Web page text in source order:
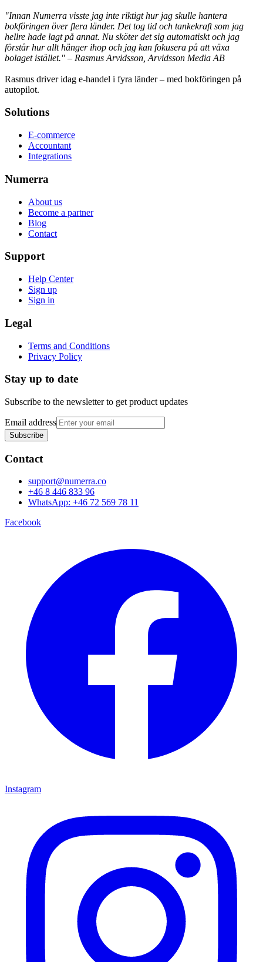
"Innan Numerra visste jag inte riktigt hur jag skulle hantera
bokföringen över flera länder. Det tog tid och tankekraft som jag
hellre hade lagt på annat. Nu sköter det sig automatiskt och jag
förstår hur allt hänger ihop och jag kan fokusera på att växa
bolaget istället." – Rasmus Arvidsson, Arvidsson Media AB
Rasmus driver idag e-handel i fyra länder – med bokföringen på
autopilot.
Solutions
E-commerce
Accountant
Integrations
Numerra
About us
Become a partner
Blog
Contact
Support
Help Center
Sign up
Sign in
Legal
Terms and Conditions
Privacy Policy
Stay up to date
Subscribe to the newsletter to get product updates
Email address
Subscribe
Contact
support@numerra.co
+46 8 446 833 96
WhatsApp: +46 72 569 78 11
Facebook
Instagram